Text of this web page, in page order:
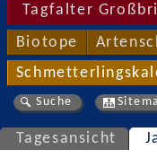
Tagfalter
Biotope
Suche
Tagesansicht